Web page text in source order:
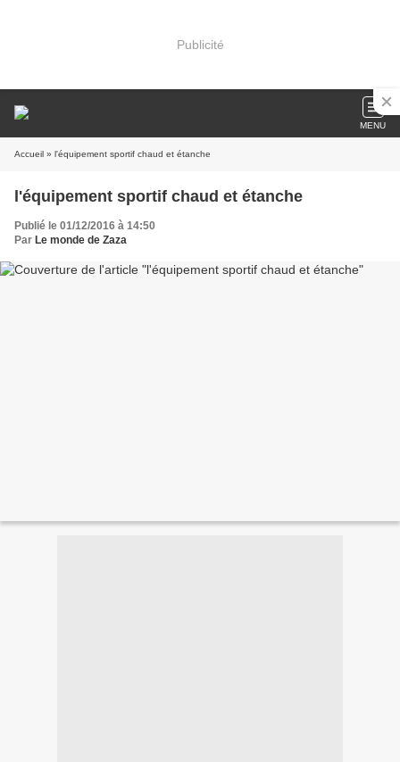
Publicité
MENU
Accueil » l'équipement sportif chaud et étanche
l'équipement sportif chaud et étanche
Publié le 01/12/2016 à 14:50
Par Le monde de Zaza